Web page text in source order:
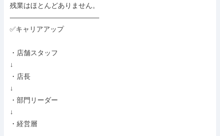
残業はほとんどありません。
―――――――――――――
✅キャリアアップ
・店舗スタッフ
↓
・店長
↓
・部門リーダー
↓
・経営層